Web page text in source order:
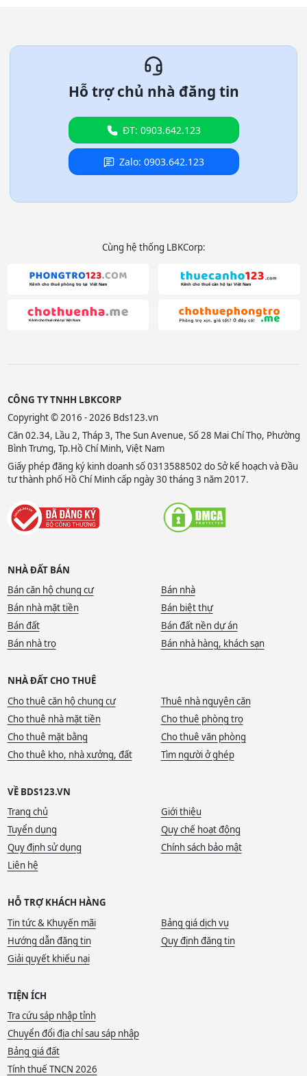
Hỗ trợ chủ nhà đăng tin
ĐT: 0903.642.123
Zalo: 0903.642.123
Cùng hệ thống LBKCorp:
CÔNG TY TNHH LBKCORP
Copyright © 2016 - 2026 Bds123.vn
Căn 02.34, Lầu 2, Tháp 3, The Sun Avenue, Số 28 Mai Chí Thọ, Phường
Bình Trưng, Tp.Hồ Chí Minh, Việt Nam
Giấy phép đăng ký kinh doanh số 0313588502 do Sở kế hoạch và Đầu
tư thành phố Hồ Chí Minh cấp ngày 30 tháng 3 năm 2017.
NHÀ ĐẤT BÁN
Bán căn hộ chung cư
Bán nhà
Bán nhà mặt tiền
Bán biệt thự
Bán đất
Bán đất nền dự án
Bán nhà trọ
Bán nhà hàng, khách sạn
NHÀ ĐẤT CHO THUÊ
Cho thuê căn hộ chung cư
Thuê nhà nguyên căn
Cho thuê nhà mặt tiền
Cho thuê phòng trọ
Cho thuê mặt bằng
Cho thuê văn phòng
Cho thuê kho, nhà xưởng, đất
Tìm người ở ghép
VỀ BDS123.VN
Trang chủ
Giới thiệu
Tuyển dụng
Quy chế hoạt động
Quy định sử dụng
Chính sách bảo mật
Liên hệ
HỖ TRỢ KHÁCH HÀNG
Tin tức & Khuyến mãi
Bảng giá dịch vụ
Hướng dẫn đăng tin
Quy định đăng tin
Giải quyết khiếu nại
TIỆN ÍCH
Tra cứu sáp nhập tỉnh
Chuyển đổi địa chỉ sau sáp nhập
Bảng giá đất
Tính thuế TNCN 2026